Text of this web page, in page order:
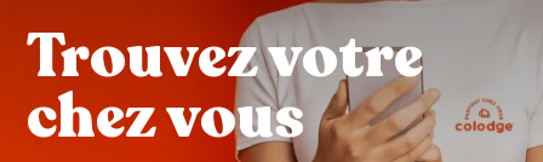
Trouvez votre
chez vous